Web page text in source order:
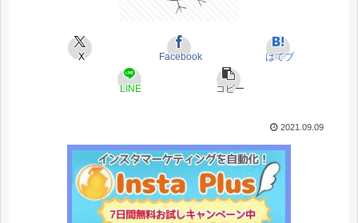
X Facebook はてブ
LINE コピー
2021.09.09